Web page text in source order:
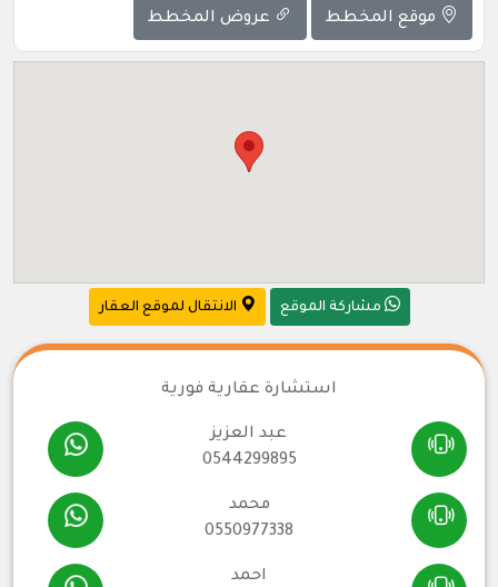
موقع المخطط عروض المخطط
مشاركة الموقع الانتقال لموقع العقار
استشارة عقارية فورية
عبد العزيز
0544299895
محمد
0550977338
احمد